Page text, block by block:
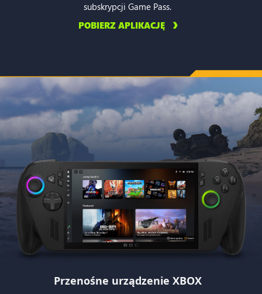
subskrypcji Game Pass.
POBIERZ APLIKACJĘ
Przenośne urządzenie XBOX